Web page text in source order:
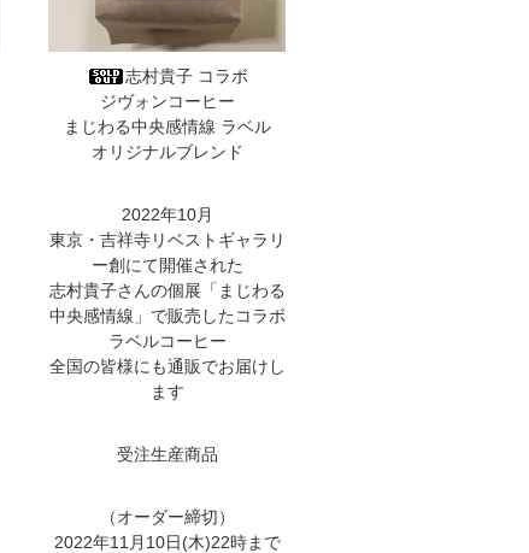
志村貴子 コラボ
ジヴォンコーヒー
まじわる中央感情線 ラベル
オリジナルブレンド
2022年10月
東京・吉祥寺リベストギャラリ
ー創にて開催された
志村貴子さんの個展「まじわる
中央感情線」で販売したコラボ
ラベルコーヒー
全国の皆様にも通販でお届けし
ます
受注生産商品
（オーダー締切）
2022年11月10日(木)22時まで